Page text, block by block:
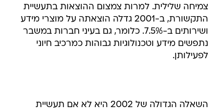
צמיחה שלילית. למרות צמצום ההוצאות בתעשיית
התקשורת, ב-2001 גדלה הוצאתה על מוצרי מידע
ושירותים ב-7.5%. כלומר, גם בעיני חברות במשבר
נתפשים מידע וטכנולוגיות גבוהות כמרכיב חיוני
לפעילותן.
השאלה הגדולה של 2002 היא לא אם תעשיית